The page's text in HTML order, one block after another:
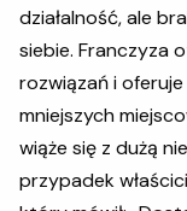
działalność, ale
siebie. Franczyza
rozwiązań i
mniejszych
wiąże się z dużą
przypadek